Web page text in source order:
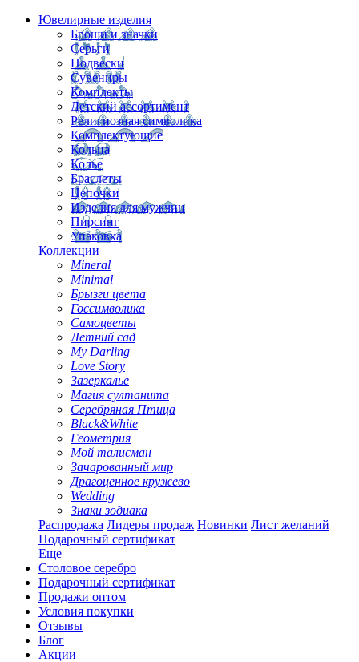
Ювелирные изделия
Броши и значки
Серьги
Подвески
Сувениры
Комплекты
Детский ассортимент
Религиозная символика
Комплектующие
Кольца
Колье
Браслеты
Цепочки
Изделия для мужчин
Пирсинг
Упаковка
Коллекции
Mineral
Minimal
Брызги цвета
Госсимволика
Самоцветы
Летний сад
My Darling
Love Story
Зазеркалье
Магия султанита
Серебряная Птица
Black&White
Геометрия
Мой талисман
Зачарованный мир
Драгоценное кружево
Wedding
Знаки зодиака
Распродажа Лидеры продаж Новинки Лист желаний
Подарочный сертификат
Еще
Столовое серебро
Подарочный сертификат
Продажи оптом
Условия покупки
Отзывы
Блог
Акции